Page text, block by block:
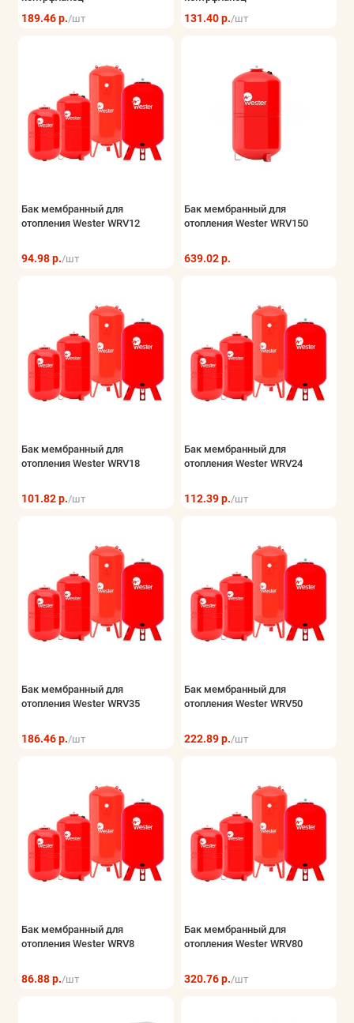
189.46 р./шт 131.40 р./шт
Бак мембранный для
отопления Wester WRV12
94.98 р./шт
Бак мембранный для
отопления Wester WRV150
639.02 р.
Бак мембранный для
отопления Wester WRV18
101.82 р./шт
Бак мембранный для
отопления Wester WRV24
112.39 р./шт
Бак мембранный для
отопления Wester WRV35
186.46 р./шт
Бак мембранный для
отопления Wester WRV50
222.89 р./шт
Бак мембранный для
отопления Wester WRV8
86.88 р./шт
Бак мембранный для
отопления Wester WRV80
320.76 р./шт